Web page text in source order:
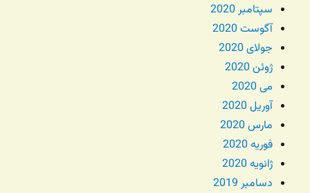
سپتامبر 2020
آگوست 2020
جولای 2020
ژوئن 2020
می 2020
آوریل 2020
مارس 2020
فوریه 2020
ژانویه 2020
دسامبر 2019